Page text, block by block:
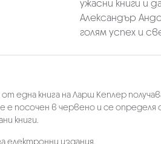
ужасни книги и
Александър
голям успех и
от една книга на Ларш Кеплер
е посочен в червено и се определя
книги.
електронни издания.